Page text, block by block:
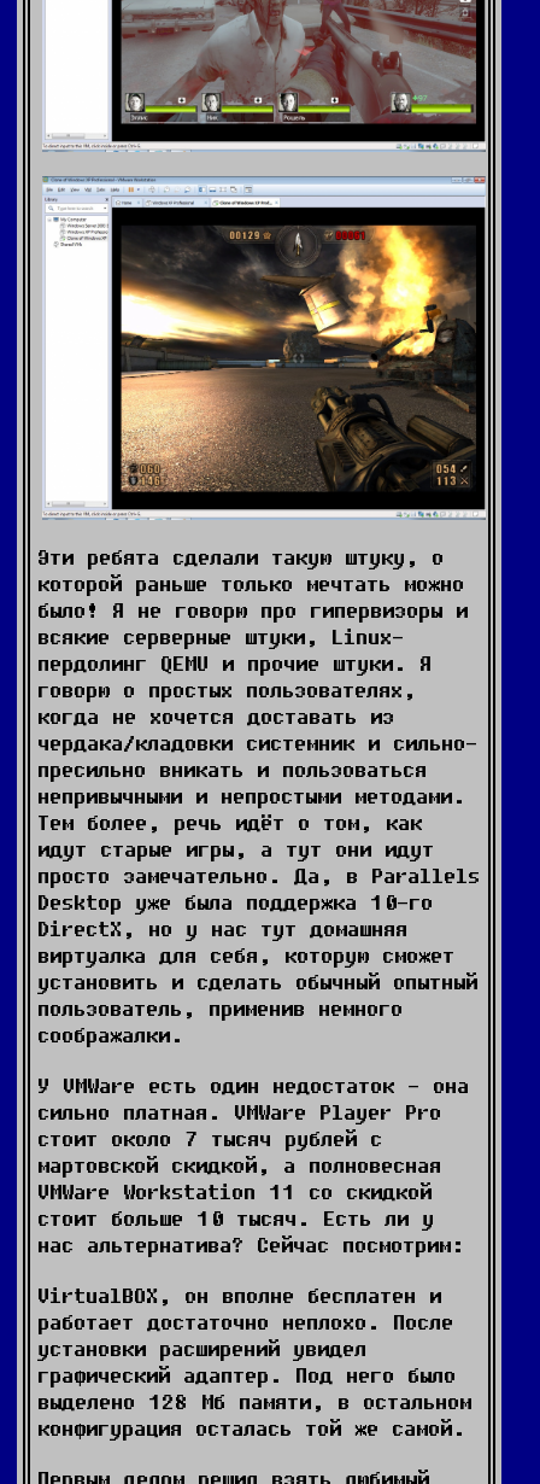
Эти ребята сделали такую штуку, о
которой раньше только мечтать можно
было! Я не говорю про гипервизоры и
всякие серверные штуки, Linux-
пердолинг QEMU и прочие штуки. Я
говорю о простых пользователях,
когда не хочется доставать из
чердака/кладовки системник и сильно-
пресильно вникать и пользоваться
непривычными и непростыми методами.
Тем более, речь идёт о том, как
идут старые игры, а тут они идут
просто замечательно. Да, в Parallels
Desktop уже была поддержка 10-го
DirectX, но у нас тут домашняя
виртуалка для себя, которую сможет
установить и сделать обычный опытный
пользователь, применив немного
соображалки.
У VMWare есть один недостаток - она
сильно платная. VMWare Player Pro
стоит около 7 тысяч рублей с
мартовской скидкой, а полновесная
VMWare Workstation 11 со скидкой
стоит больше 10 тысяч. Есть ли у
нас альтернатива? Сейчас посмотрим:
VirtualBOX, он вполне бесплатен и
работает достаточно неплохо. После
установки расширений увидел
графический адаптер. Под него было
выделено 128 Мб памяти, в остальном
конфигурация осталась той же самой.